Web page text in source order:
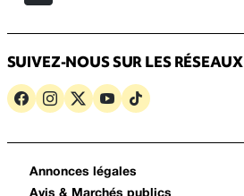
SUIVEZ-NOUS SUR LES RÉSEAUX
Annonces légales